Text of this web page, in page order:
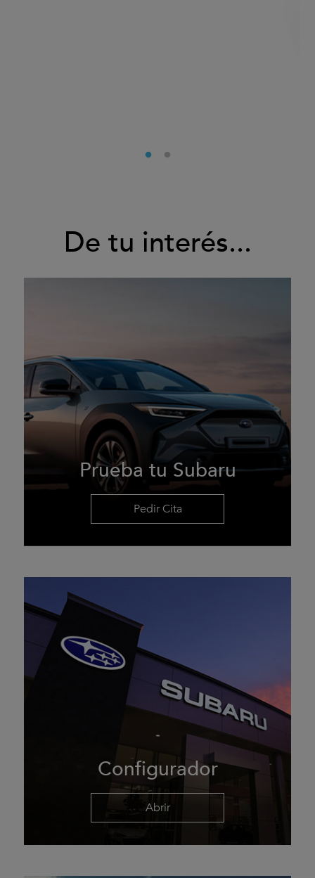
De tu interés...
Prueba tu Subaru
Pedir Cita
Configurador
Abrir